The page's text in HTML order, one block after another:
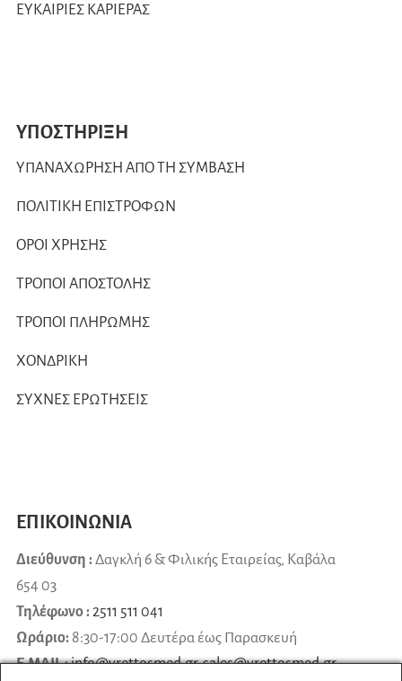
ΕΥΚΑΙΡΙΕΣ ΚΑΡΙΕΡΑΣ
ΥΠΟΣΤΗΡΙΞΗ
ΥΠΑΝΑΧΩΡΗΣΗ ΑΠΟ ΤΗ ΣΥΜΒΑΣΗ
ΠΟΛΙΤΙΚΗ ΕΠΙΣΤΡΟΦΩΝ
ΟΡΟΙ ΧΡΗΣΗΣ
ΤΡΟΠΟΙ ΑΠΟΣΤΟΛΗΣ
ΤΡΟΠΟΙ ΠΛΗΡΩΜΗΣ
ΧΟΝΔΡΙΚΗ
ΣΥΧΝΕΣ ΕΡΩΤΗΣΕΙΣ
ΕΠΙΚΟΙΝΩΝΙΑ
Διεύθυνση :Δαγκλή 6 & Φιλικής Εταιρείας, Καβάλα
654 03
Τηλέφωνο :2511 511 041
Ωράριο: 8:30-17:00 Δευτέρα έως Παρασκευή
E-MAIL :info@vrettosmed.gr,sales@vrettosmed.gr